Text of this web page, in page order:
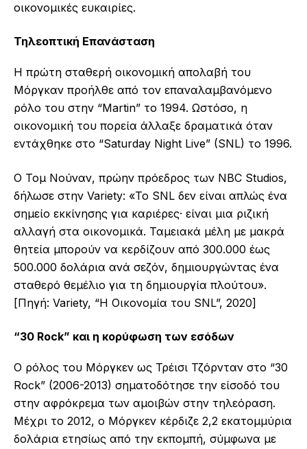
οικονομικές ευκαιρίες.
Τηλεοπτική Επανάσταση
Η πρώτη σταθερή οικονομική απολαβή του
Μόργκαν προήλθε από τον επαναλαμβανόμενο
ρόλο του στην “Martin” το 1994. Ωστόσο, η
οικονομική του πορεία άλλαξε δραματικά όταν
εντάχθηκε στο “Saturday Night Live” (SNL) το 1996.
Ο Τομ Νούναν, πρώην πρόεδρος των NBC Studios,
δήλωσε στην Variety: «Το SNL δεν είναι απλώς ένα
σημείο εκκίνησης για καριέρες· είναι μια ριζική
αλλαγή στα οικονομικά. Ταμειακά μέλη με μακρά
θητεία μπορούν να κερδίζουν από 300.000 έως
500.000 δολάρια ανά σεζόν, δημιουργώντας ένα
σταθερό θεμέλιο για τη δημιουργία πλούτου».
[Πηγή: Variety, “Η Οικονομία του SNL”, 2020]
“30 Rock” και η κορύφωση των εσόδων
Ο ρόλος του Μόργκεν ως Τρέισι Τζόρνταν στο “30
Rock” (2006-2013) σηματοδότησε την είσοδό του
στην αφρόκρεμα των αμοιβών στην τηλεόραση.
Μέχρι το 2012, ο Μόργκεν κέρδιζε 2,2 εκατομμύρια
δολάρια ετησίως από την εκπομπή, σύμφωνα με